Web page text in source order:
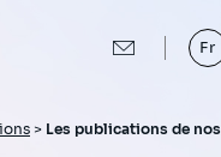
Fr
> Les publications de